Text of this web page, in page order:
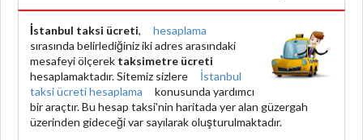
İstanbul taksi ücreti,
hesaplama
sırasında belirlediğiniz iki adres arasındaki
mesafeyi ölçerek taksimetre ücreti
hesaplamaktadır. Sitemiz sizlere
İstanbul
taksi ücreti hesaplama
konusunda yardımcı
bir araçtır. Bu hesap taksi'nin haritada yer alan güzergah
üzerinden gideceği var sayılarak oluşturulmaktadır.